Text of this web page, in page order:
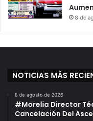
8 de
NOTICIAS MÁS
8 de agosto de 2026
#Morelia Director
Cancelación Del